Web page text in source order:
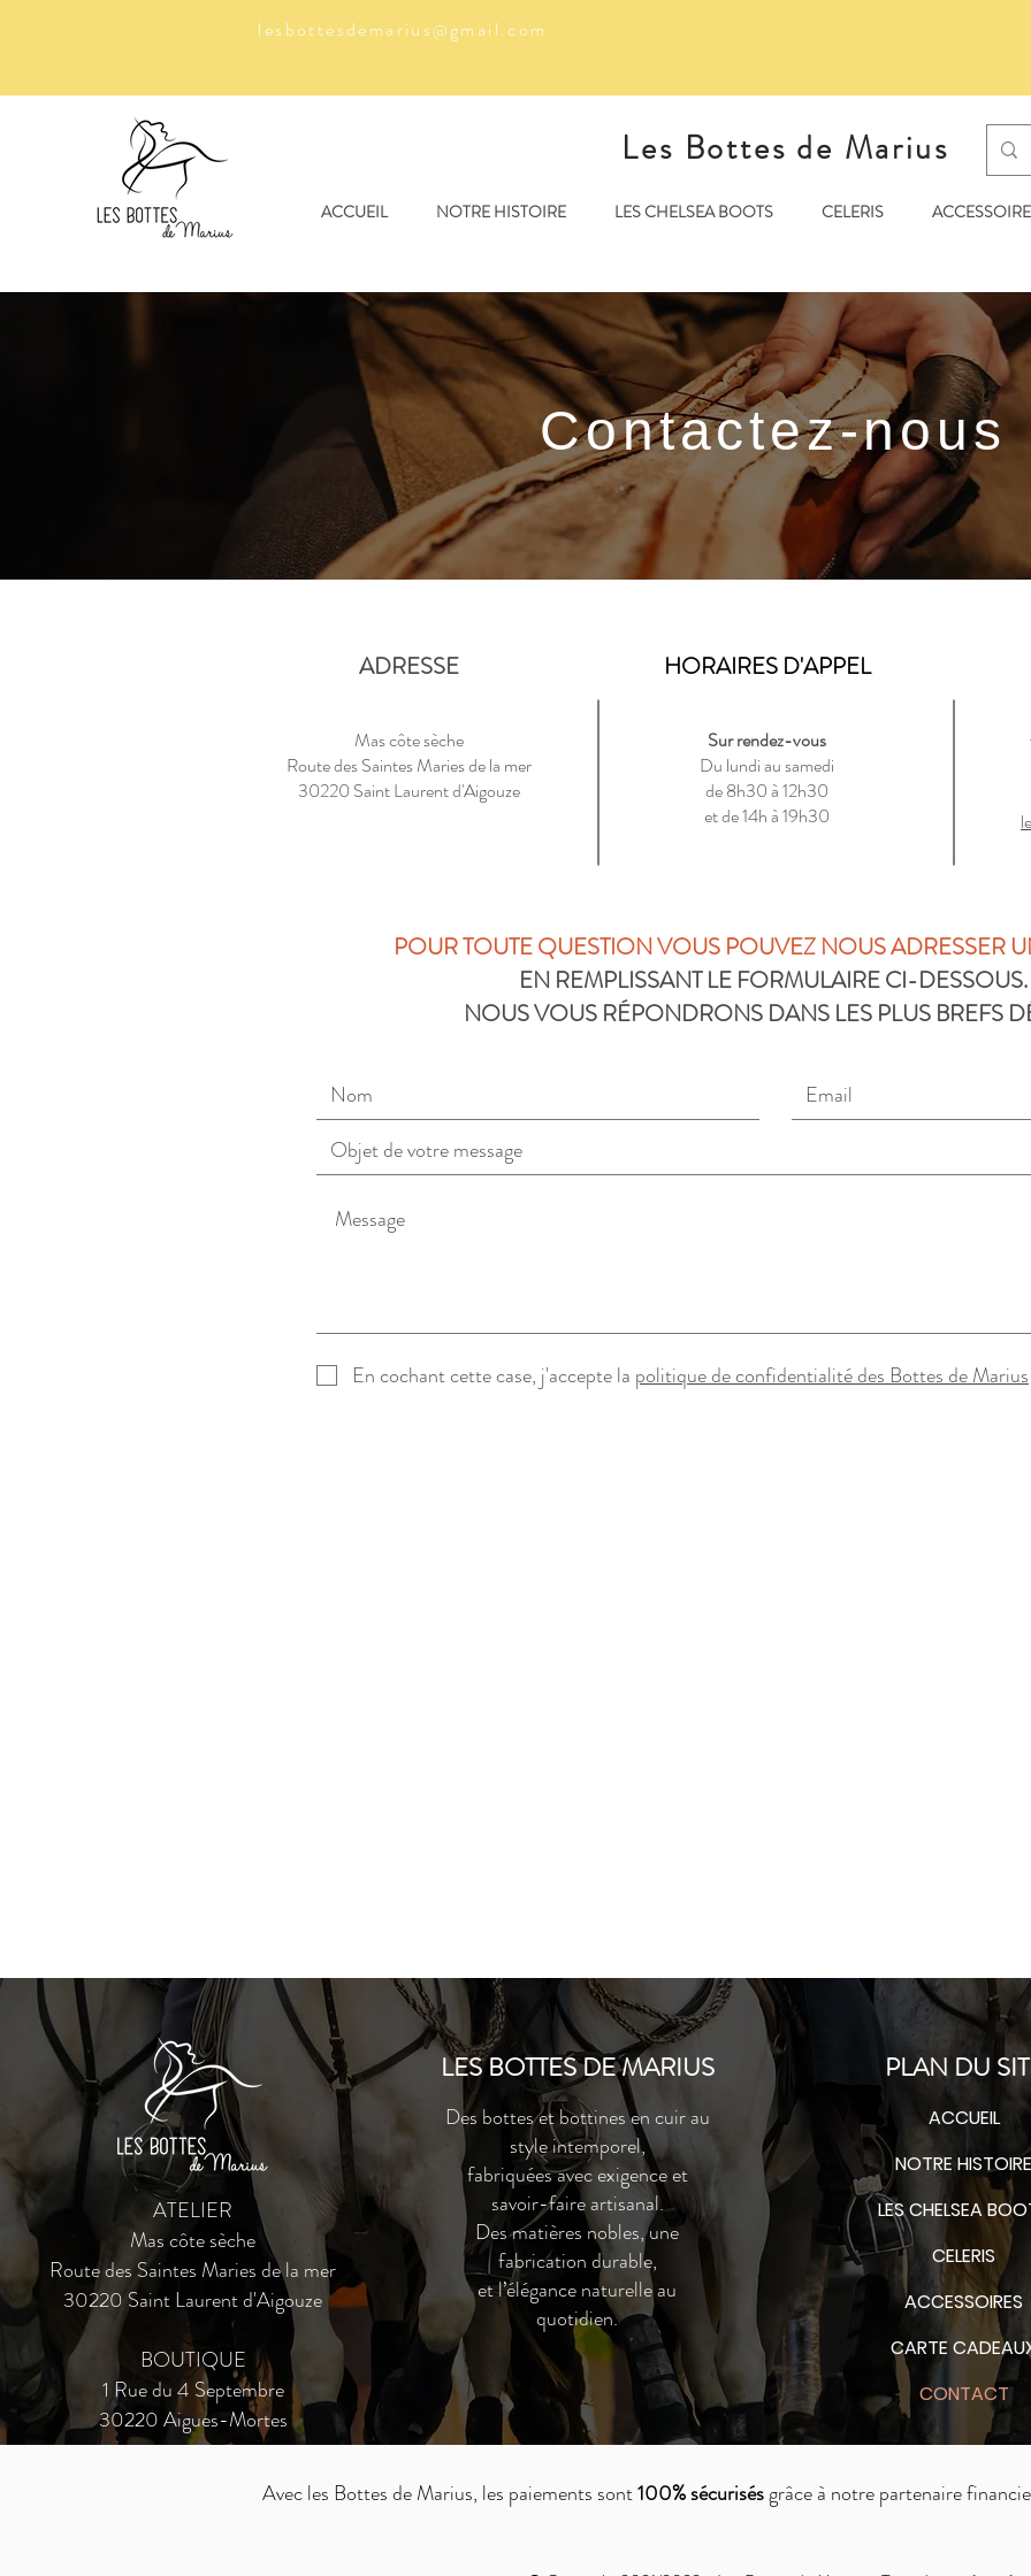
lesbottesdemarius@gmail.com
Les Bottes de Marius
ACCUEIL NOTRE HISTOIRE LES CHELSEA BOOTS CELERIS
Contactez-nous
ADRESSE HORAIRES D'APPEL
Mas côte sèche
Route des Saintes Maries de la mer
30220 Saint Laurent d'Aigouze
Sur rendez-vous
Du lundi au samedi
de 8h30 à 12h30
et de 14h à 19h30
POUR TOUTE QUESTION VOUS POUVEZ NOUS ADRESSER
EN REMPLISSANT LE FORMULAIRE CI-DESSOUS.
NOUS VOUS RÉPONDRONS DANS LES PLUS BREFS
En cochant cette case, j'accepte la politique de confidentialité des Bottes de Marius
ATELIER
Mas côte sèche
Route des Saintes Maries de la mer
30220 Saint Laurent d'Aigouze
BOUTIQUE
1 Rue du 4 Septembre
30220 Aigues-Mortes
LES BOTTES DE MARIUS
Des bottes et bottines en cuir au
style intemporel,
fabriquées avec exigence et
savoir-faire artisanal.
Des matières nobles, une
fabrication durable,
et l’élégance naturelle au
quotidien.
PLAN DU
ACCUEIL
NOTRE HISTOIRE
LES CHELSEA
CELERIS
ACCESSOIRES
CARTE
CONTACT
Avec les Bottes de Marius, les paiements sont100% sécurisésgrâce à notre partenaire